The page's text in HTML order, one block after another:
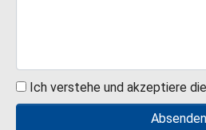
Ich verstehe und akzeptiere die